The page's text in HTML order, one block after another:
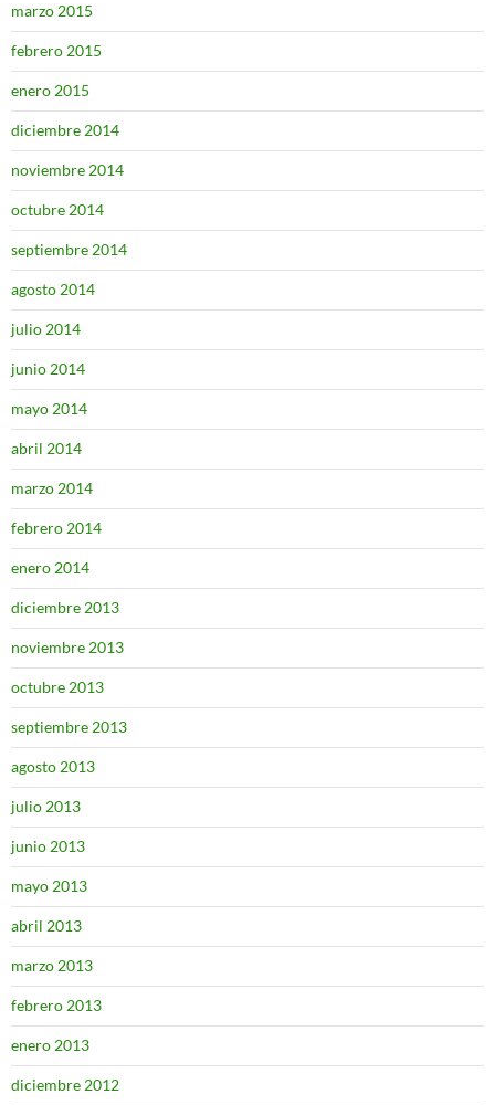
marzo 2015
febrero 2015
enero 2015
diciembre 2014
noviembre 2014
octubre 2014
septiembre 2014
agosto 2014
julio 2014
junio 2014
mayo 2014
abril 2014
marzo 2014
febrero 2014
enero 2014
diciembre 2013
noviembre 2013
octubre 2013
septiembre 2013
agosto 2013
julio 2013
junio 2013
mayo 2013
abril 2013
marzo 2013
febrero 2013
enero 2013
diciembre 2012